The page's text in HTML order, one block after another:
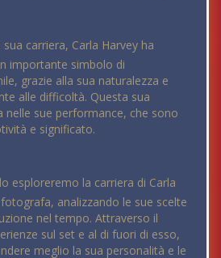
carriera, Carla Harvey ha
importante simbolo di
grazie alla sua naturalezza e
alle difficoltà. Questa sua
nelle sue performance, che sono
e significato.
esploreremo la carriera di Carla
analizzando le sue scelte
nel tempo. Attraverso il
sul set e al di fuori di esso,
meglio la sua personalità e le